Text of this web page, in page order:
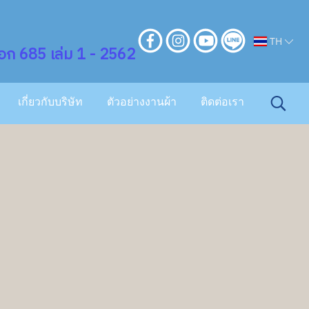
685 เล่ม 1 - 2562
TH
เกี่ยวกับบริษัท ตัวอย่างงานผ้า ติดต่อเรา